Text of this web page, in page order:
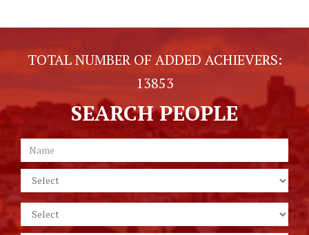
TOTAL NUMBER OF ADDED ACHIEVERS:
13853
SEARCH PEOPLE